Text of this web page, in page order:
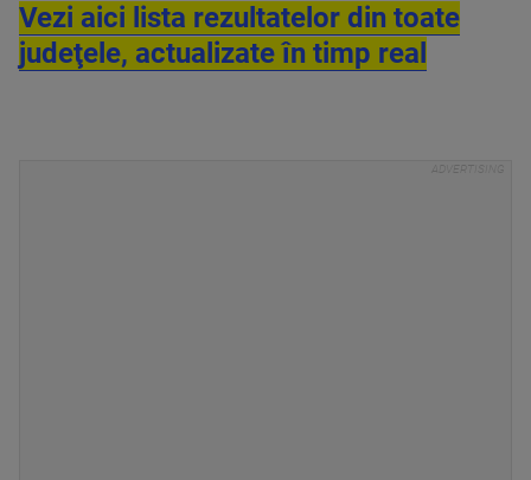
Vezi aici lista rezultatelor din toate
judeţele, actualizate în timp real